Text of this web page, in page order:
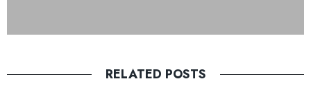
RELATED POSTS